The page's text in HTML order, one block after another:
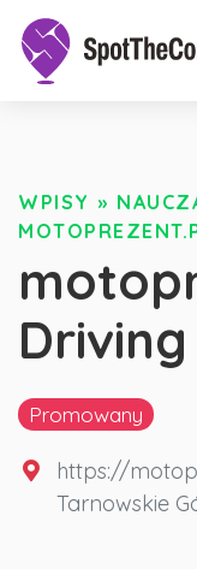
WPISY »
Promowany
https://
Tarnowskie